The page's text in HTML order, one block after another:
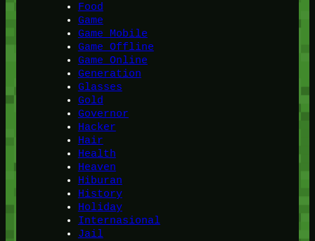
Food
Game
Game Mobile
Game Offline
Game Online
Generation
Glasses
Gold
Governor
Hacker
Hair
Health
Heaven
Hiburan
History
Holiday
Internasional
Jail